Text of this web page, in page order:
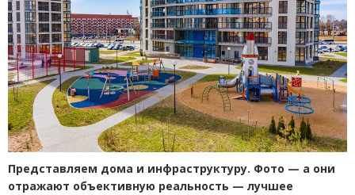
Представляем дома и инфраструктуру. Фото — а они
отражают объективную реальность — лучшее